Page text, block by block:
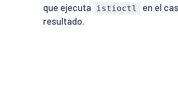
que ejecuta
istioctl en el
resultado.